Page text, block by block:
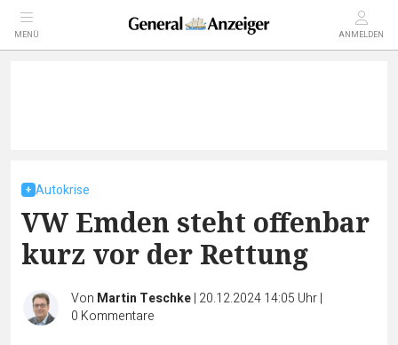
MENÜ ANMELDEN
Autokrise
VW Emden steht offenbar
kurz vor der Rettung
Von Martin Teschke| 20.12.2024 14:05 Uhr|
0 Kommentare